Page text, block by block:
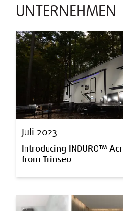
UNTERNEHMEN
Juli 2023
Introducing INDURO™
from Trinseo